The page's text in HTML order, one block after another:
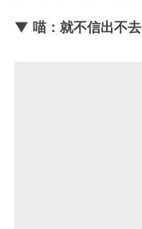
▼ 喵：就不信出不去